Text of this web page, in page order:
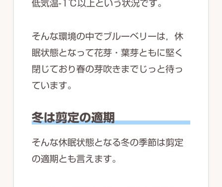
低気温-1℃以上という状況です。
そんな環境の中でブルーベリーは，休
眠状態となって花芽・葉芽ともに堅く
閉じており春の芽吹きまでじっと待っ
ています。
冬は剪定の適期
そんな休眠状態となる冬の季節は剪定
の適期とも言えます。